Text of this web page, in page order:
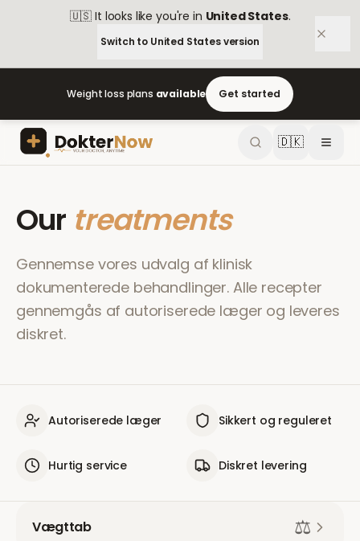
🇺🇸 It looks like you're in United States.
Switch to United Statesversion
Weight loss plans available Get started
🇩🇰
Our treatments
Gennemse vores udvalg af klinisk
dokumenterede behandlinger. Alle recepter
gennemgås af autoriserede læger og leveres
diskret.
Autoriserede læger Sikkert og reguleret
Hurtig service Diskret levering
Vægttab ⚖️